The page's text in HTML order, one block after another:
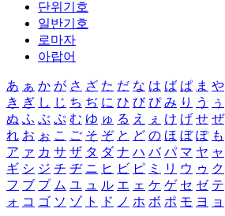
단위기호
일반기호
로마자
아랍어
あ ぁ か が さ ざ た だ な は ば ぱ ま や
き ぎ し じ ち ぢ に ひ び ぴ み り う ぅ
ぬ ふ ぶ ぷ む ゆ ゅ る え ぇ け げ せ ぜ
れ お ぉ こ ご そ ぞ と ど の ほ ぼ ぽ も
ア ァ カ サ ザ タ ダ ナ ハ バ パ マ ヤ ャ
ギ シ ジ チ ヂ ニ ヒ ビ ピ ミ リ ウ ゥ ク
フ ブ プ ム ユ ュ ル エ ェ ケ ゲ セ ゼ テ
ォ コ ゴ ソ ゾ ト ド ノ ホ ボ ポ モ ヨ ョ